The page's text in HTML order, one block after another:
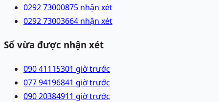
0292 73000875 nhận xét
0292 73003664 nhận xét
Số vừa được nhận xét
090 41115301 giờ trước
077 94196841 giờ trước
090 20384911 giờ trước